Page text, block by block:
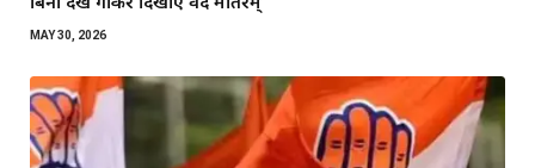
MAY 30, 2026